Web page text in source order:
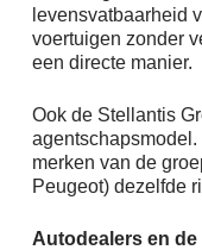
levensvatbaarheid
voertuigen zonder
een directe manier.
Ook de Stellantis
merken van de
Peugeot) dezelfde
Autodealers en